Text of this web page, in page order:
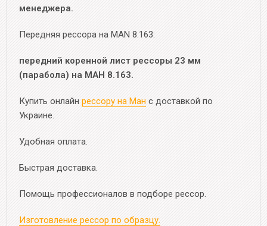
менеджера.
Передняя рессора на MAN 8.163:
передний коренной лист рессоры 23 мм
(парабола) на МАН 8.163.
Купить онлайн рессору на Ман с доставкой по
Украине.
Удобная оплата.
Быстрая доставка.
Помощь профессионалов в подборе рессор.
Изготовление рессор по образцу.